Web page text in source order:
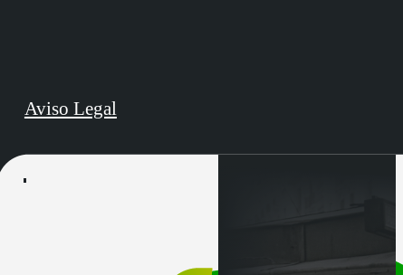
Aviso Legal